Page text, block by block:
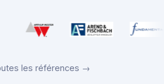
les références →